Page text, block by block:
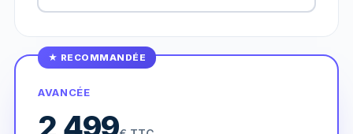
★ RECOMMANDÉE
AVANCÉE
2 499